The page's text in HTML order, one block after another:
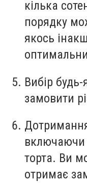
кілька
порядку
якось
Вибір
замовити
включаючи
торта. Ви
отримає